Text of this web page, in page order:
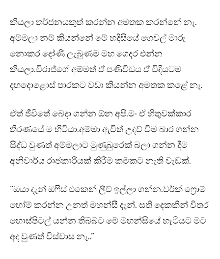
කියලා තර්ජනයකුත් කරන්න අමතක කරන්නේ නෑ.
අම්මලා නම් කියන්නේ මේ හදිසියේ ගෙවල් මාරු
නොකර දෝණි ලැබුණම මහ ගෙදර එන්න
කියලා.විරාජ්ගේ අම්මත් ඒ පණිවිඩය ඒ විදියටම
දහදොළොස් පාරකට වඩා කියන්න අමතක කළේ නෑ.
ඒත් ජීවිතේ බෙදා ගන්න ඕන අපි.මං ඒ හිතුවක්කාර
තීරණයේ ම හිටියා.අම්මා ඇවිත් උදව් වීම බාර ගන්න
සිද්ධ වුණත් අම්මලාට මුණුබුරෙක් බලා ගන්න දීම
අනිවාර්ය රාජකාරියක් කිරීම කමකට නැති වැඩක්.
“ඔයා දැන් ඔෆිස් එකෙන් ලීව් ඉල්ලා ගන්න.වර්ක් ෆ්‍රොම්
හෝම් කරන්න උනත් මහන්සී දැන්. සති දෙකකින් විතර
හොස්පිටල් යන්න තිබ්බට මේ මහන්සියේ හැටියට මට
අද වුණත් විස්වාස නෑ..”